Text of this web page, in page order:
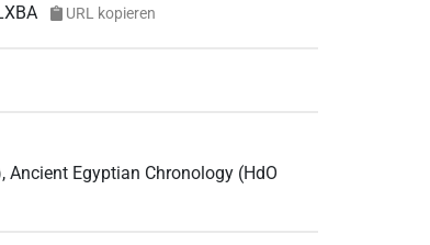
URL kopieren
Ancient Egyptian Chronology (HdO